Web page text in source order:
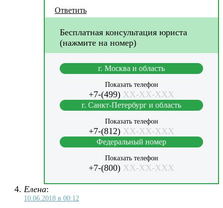
Ответить
Бесплатная консультация юриста
(нажмите на номер)
г. Москва и область
Показать телефон
+7-(499) XX-XX-XXX
г. Санкт-Петербург и область
Показать телефон
+7-(812) XX-XX-XXX
Федеральный номер
Показать телефон
+7-(800) XX-XX-XXX
Елена:
10.06.2018 в 00:12